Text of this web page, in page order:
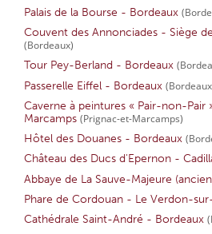
Palais de la Bourse - Bordeaux
Couvent des Annonciades - Siège
(Bordeaux)
Tour Pey-Berland - Bordeaux
Passerelle Eiffel - Bordeaux
Caverne à peintures « Pair-non-
Marcamps (Prignac-et-Marcamps)
Hôtel des Douanes - Bordeaux
Château des Ducs d'Epernon -
Abbaye de La Sauve-Majeure
Phare de Cordouan - Le Verdon-
Cathédrale Saint-André - Bordeaux